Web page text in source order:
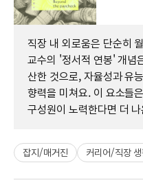
직장 내 외로움은 단순히
교수의 '정서적 연봉' 개념
산한 것으로, 자율성과 유
향력을 미쳐요. 이 요소들
구성원이 노력한다면 더
잡지/매거진 커리어/직장